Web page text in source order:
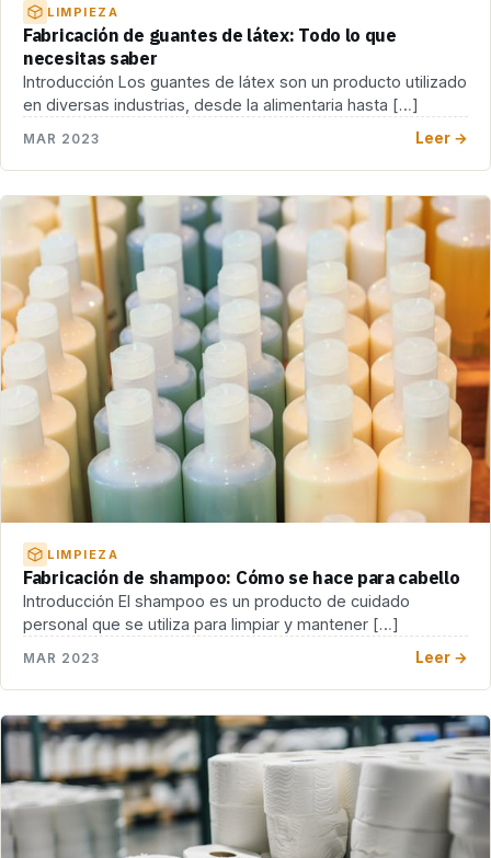
LIMPIEZA
Fabricación de guantes de látex: Todo lo que
necesitas saber
Introducción Los guantes de látex son un producto utilizado
en diversas industrias, desde la alimentaria hasta […]
MAR 2023 Leer →
LIMPIEZA
Fabricación de shampoo: Cómo se hace para cabello
Introducción El shampoo es un producto de cuidado
personal que se utiliza para limpiar y mantener […]
MAR 2023 Leer →